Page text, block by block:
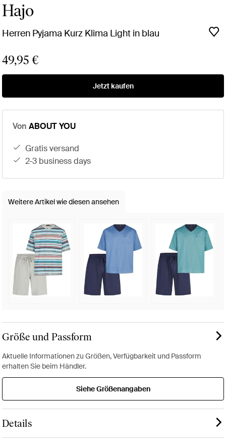
Hajo
Herren Pyjama Kurz Klima Light in blau
49,95 €
Jetzt kaufen
Von ABOUT YOU
gratis versand
2-3 business days
Weitere Artikel wie diesen ansehen
Größe und Passform
Aktuelle Informationen zu Größen, Verfügbarkeit und Passform
erhalten Sie beim Händler.
Siehe Größenangaben
Details